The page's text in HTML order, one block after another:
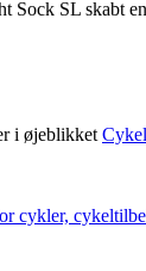
Sock SL skabt
i øjeblikket
cykler,